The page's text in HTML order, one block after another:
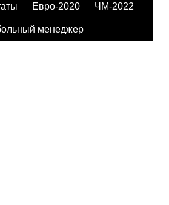
Евро-2020 ЧМ-2022
менеджер